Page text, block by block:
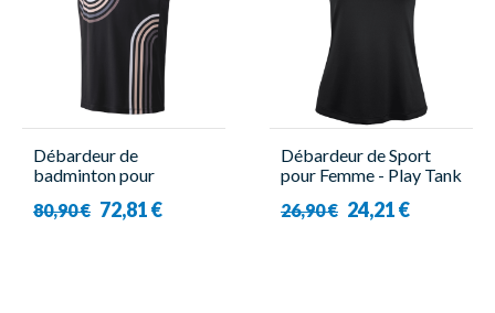
Débardeur de
badminton pour
10640EX Noir
80,90 € 72,81 €
Débardeur de Sport
pour Femme - Play Tank
26,90 € 24,21 €